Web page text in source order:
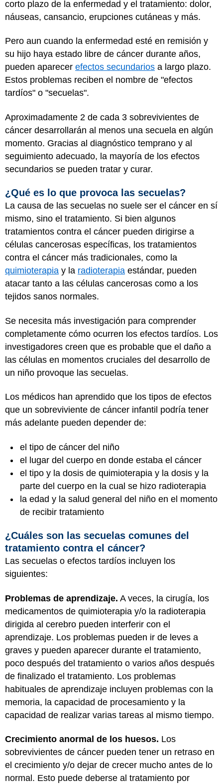
corto plazo de la enfermedad y el tratamiento: dolor,
náuseas, cansancio, erupciones cutáneas y más.
Pero aun cuando la enfermedad esté en remisión y
su hijo haya estado libre de cáncer durante años,
pueden aparecer efectos secundarios a largo plazo.
Estos problemas reciben el nombre de "efectos
tardíos" o "secuelas".
Aproximadamente 2 de cada 3 sobrevivientes de
cáncer desarrollarán al menos una secuela en algún
momento. Gracias al diagnóstico temprano y al
seguimiento adecuado, la mayoría de los efectos
secundarios se pueden tratar y curar.
¿Qué es lo que provoca las secuelas?
La causa de las secuelas no suele ser el cáncer en sí
mismo, sino el tratamiento. Si bien algunos
tratamientos contra el cáncer pueden dirigirse a
células cancerosas específicas, los tratamientos
contra el cáncer más tradicionales, como la
quimioterapia y la radioterapia estándar, pueden
atacar tanto a las células cancerosas como a los
tejidos sanos normales.
Se necesita más investigación para comprender
completamente cómo ocurren los efectos tardíos. Los
investigadores creen que es probable que el daño a
las células en momentos cruciales del desarrollo de
un niño provoque las secuelas.
Los médicos han aprendido que los tipos de efectos
que un sobreviviente de cáncer infantil podría tener
más adelante pueden depender de:
el tipo de cáncer del niño
el lugar del cuerpo en donde estaba el cáncer
el tipo y la dosis de quimioterapia y la dosis y la
parte del cuerpo en la cual se hizo radioterapia
la edad y la salud general del niño en el momento
de recibir tratamiento
¿Cuáles son las secuelas comunes del
tratamiento contra el cáncer?
Las secuelas o efectos tardíos incluyen los
siguientes:
Problemas de aprendizaje. A veces, la cirugía, los
medicamentos de quimioterapia y/o la radioterapia
dirigida al cerebro pueden interferir con el
aprendizaje. Los problemas pueden ir de leves a
graves y pueden aparecer durante el tratamiento,
poco después del tratamiento o varios años después
de finalizado el tratamiento. Los problemas
habituales de aprendizaje incluyen problemas con la
memoria, la capacidad de procesamiento y la
capacidad de realizar varias tareas al mismo tiempo.
Crecimiento anormal de los huesos. Los
sobrevivientes de cáncer pueden tener un retraso en
el crecimiento y/o dejar de crecer mucho antes de lo
normal. Esto puede deberse al tratamiento por